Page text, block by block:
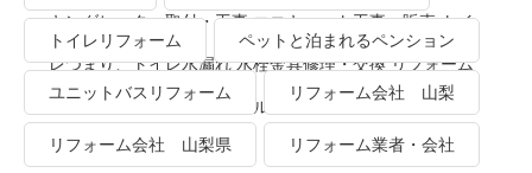
キングヒーター取付・工事 エコキュート工事・販売 トイ
レつまり、トイレ水漏れ 水栓金具修理・交換 リフォーム
業者・会社 ＴＯＴＯリモデルクラブ
トイレリフォーム ペットと泊まれるペンション
ユニットバスリフォーム リフォーム会社 山梨
リフォーム会社 山梨県 リフォーム業者・会社